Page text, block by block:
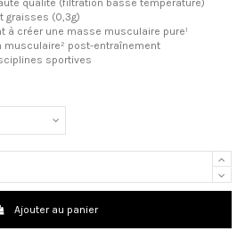
graisses (0,3g)
à créer une masse musculaire pure¹
musculaire² post-entraînement
sportives
Ajouter au panier